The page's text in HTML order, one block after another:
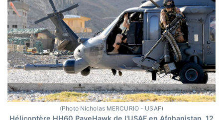
(Photo Nicholas MERCURIO - USAF)